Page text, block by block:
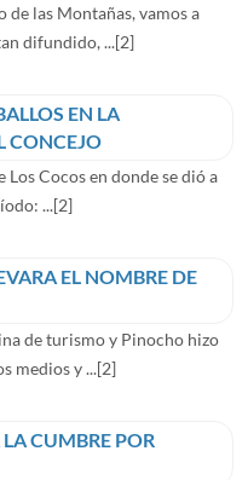
de las Montañas, vamos a
difundido, ...[2]
EN LA
CONCEJO
Cocos en donde se dió a
...[2]
EL NOMBRE DE
de turismo y Pinocho hizo
medios y ...[2]
CUMBRE POR